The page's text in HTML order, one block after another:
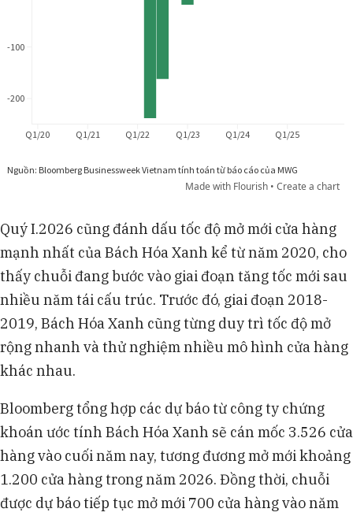
Quý I.2026 cũng đánh dấu tốc độ mở mới cửa hàng
mạnh nhất của Bách Hóa Xanh kể từ năm 2020, cho
thấy chuỗi đang bước vào giai đoạn tăng tốc mới sau
nhiều năm tái cấu trúc. Trước đó, giai đoạn 2018-
2019, Bách Hóa Xanh cũng từng duy trì tốc độ mở
rộng nhanh và thử nghiệm nhiều mô hình cửa hàng
khác nhau.
Bloomberg tổng hợp các dự báo từ công ty chứng
khoán ước tính Bách Hóa Xanh sẽ cán mốc 3.526 cửa
hàng vào cuối năm nay, tương đương mở mới khoảng
1.200 cửa hàng trong năm 2026. Đồng thời, chuỗi
được dự báo tiếp tục mở mới 700 cửa hàng vào năm